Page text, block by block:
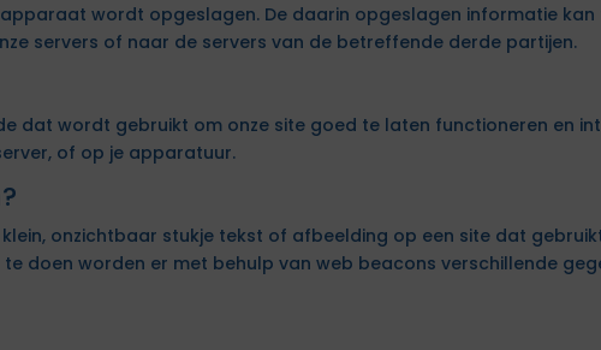
wordt opgeslagen. De daarin opgeslagen informatie kan
servers of naar de servers van de betreffende derde partijen.
dat wordt gebruikt om onze site goed te laten functioneren en
of op je apparatuur.
onzichtbaar stukje tekst of afbeelding op een site dat
doen worden er met behulp van web beacons verschillende